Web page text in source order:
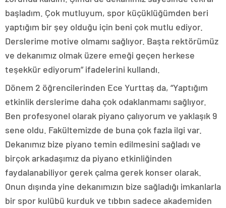
başladım. Çok mutluyum, spor küçüklüğümden beri
yaptığım bir şey olduğu için beni çok mutlu ediyor.
Derslerime motive olmamı sağlıyor. Başta rektörümüz
ve dekanımız olmak üzere emeği geçen herkese
teşekkür ediyorum” ifadelerini kullandı.
Dönem 2 öğrencilerinden Ece Yurttaş da, “Yaptığım
etkinlik derslerime daha çok odaklanmamı sağlıyor.
Ben profesyonel olarak piyano çalıyorum ve yaklaşık 9
sene oldu. Fakültemizde de buna çok fazla ilgi var.
Dekanımız bize piyano temin edilmesini sağladı ve
birçok arkadaşımız da piyano etkinliğinden
faydalanabiliyor gerek çalma gerek konser olarak.
Onun dışında yine dekanımızın bize sağladığı imkanlarla
bir spor kulübü kurduk ve tıbbın sadece akademiden